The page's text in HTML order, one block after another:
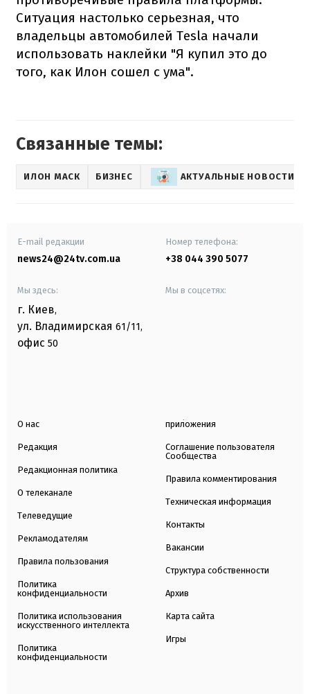
Ситуация настолько серьезная, что
владельцы автомобилей Tesla начали
использовать наклейки "Я купил это до
того, как Илон сошел с ума".
Связанные темы:
ИЛОН МАСК БИЗНЕС АКТУАЛЬНЫЕ НОВОСТИ
E-mail редакции
news24@24tv.com.ua
Номер телефона:
+38 044 390 5077
Мы здесь:
г. Киев,
ул. Владимирская 61/11,
офис 50
Мы в соцсетях:
О нас
Редакция
Редакционная политика
О телеканале
Телеведущие
Рекламодателям
Правила пользования
Политика
конфиденциальности
Политика использования
искусственного интеллекта
Политика
конфиденциальности
приложения
Соглашение пользователя
Сообщества
Правила комментирования
Техническая информация
Контакты
Вакансии
Структура собственности
Архив
Карта сайта
Игры